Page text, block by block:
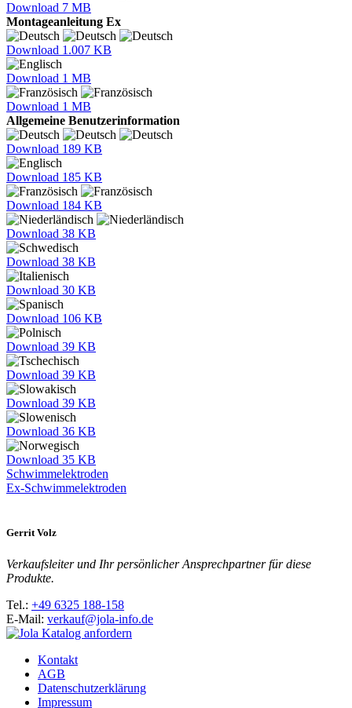
Download 7 MB
Montageanleitung Ex
Download 1.007 KB
Download 1 MB
Download 1 MB
Allgemeine Benutzerinformation
Download 189 KB
Download 185 KB
Download 184 KB
Download 38 KB
Download 38 KB
Download 30 KB
Download 106 KB
Download 39 KB
Download 39 KB
Download 39 KB
Download 36 KB
Download 35 KB
Schwimmelektroden
Ex-Schwimmelektroden
Gerrit Volz
Verkaufsleiter und Ihr persönlicher Ansprechpartner für diese
Produkte.
Tel.: +49 6325 188-158
E-Mail: verkauf@jola-info.de
Kontakt
AGB
Datenschutzerklärung
Impressum